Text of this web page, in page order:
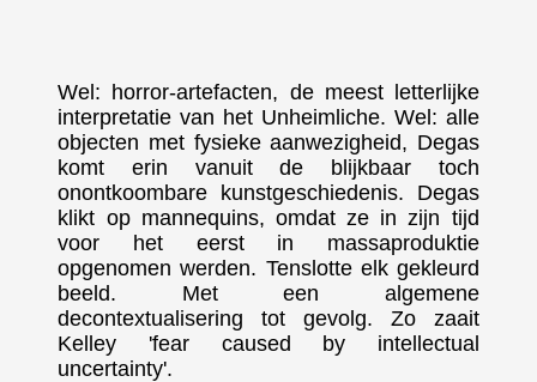
Wel: horror-artefacten, de meest letterlijke
interpretatie van het Unheimliche. Wel: alle
objecten met fysieke aanwezigheid, Degas
komt erin vanuit de blijkbaar toch
onontkoombare kunstgeschiedenis. Degas
klikt op mannequins, omdat ze in zijn tijd
voor het eerst in massaproduktie
opgenomen werden. Tenslotte elk gekleurd
beeld. Met een algemene
decontextualisering tot gevolg. Zo zaait
Kelley 'fear caused by intellectual
uncertainty'.